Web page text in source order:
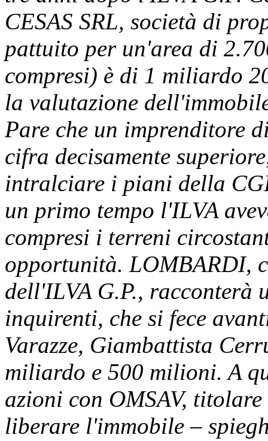
CESAS SRL, società di
pattuito per un'area di
compresi) è di 1 miliardo
la valutazione
Pare che un imprenditore
cifra decisamente
intralciare i piani della
un primo tempo l'ILVA
compresi i terreni
opportunità. LOMBARDI,
dell'ILVA G.P., racconterà
inquirenti, che si fece
Varazze, Giambattista
miliardo e 500 milioni. A
azioni con OMSAV,
liberare l'immobile –